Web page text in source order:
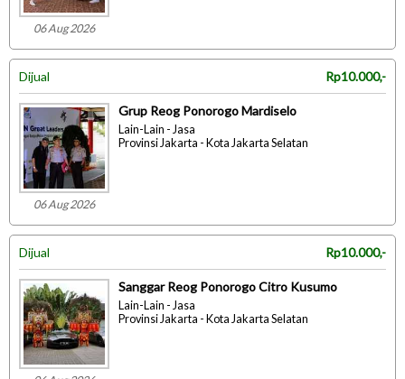
06 Aug 2026
Dijual Rp10.000,-
06 Aug 2026
Grup Reog Ponorogo Mardiselo
Lain-Lain - Jasa
Provinsi Jakarta - Kota Jakarta Selatan
Dijual Rp10.000,-
Sanggar Reog Ponorogo Citro Kusumo
Lain-Lain - Jasa
Provinsi Jakarta - Kota Jakarta Selatan